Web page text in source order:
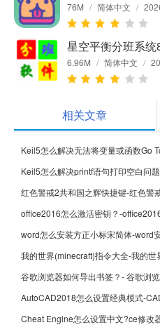
76M / 简体中文 /
星空平衡分班系统
6.96M / 简体中文 /
相关文章
红色警戒2共和国之辉快捷键-红色警
office2016怎么激活密钥？-
word怎么安装方正小标宋简体-word
我的世界(minecraft)指令大全-我的世
谷歌浏览器如何导出书签？- 谷歌浏
AutoCAD2018怎么设置经典模式-
Cheat Engine怎么设置中文?ce修改